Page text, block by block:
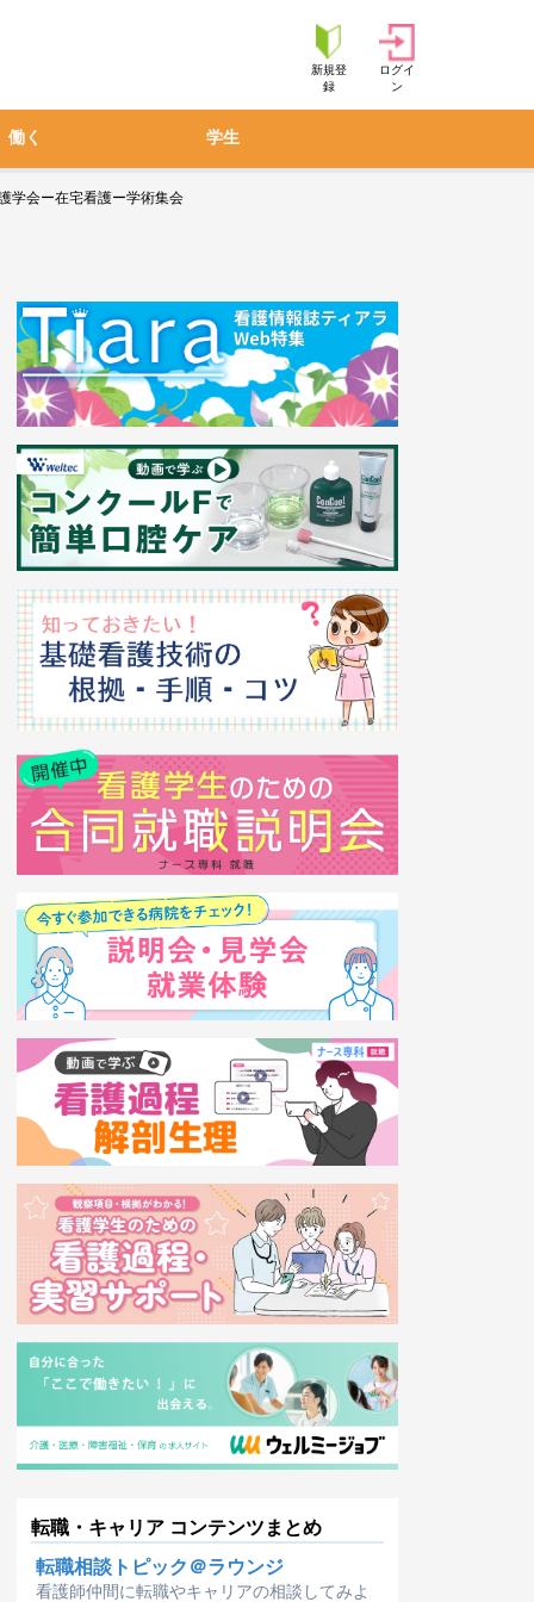
新規登
録
ログイ
ン
働く 学生
学会ー在宅看護ー学術集会
転職・キャリア コンテンツまとめ
転職相談トピック＠ラウンジ
看護師仲間に転職やキャリアの相談してみよ